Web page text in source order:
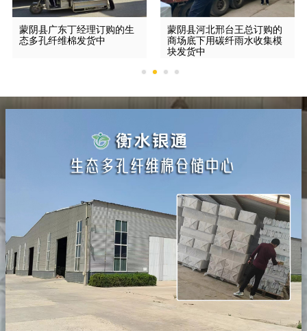
蒙阴县广东丁经理订购的生
态多孔纤维棉发货中
蒙阴县河北邢台王总订购的
商场底下用碳纤雨水收集模
块发货中